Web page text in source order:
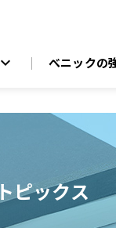
expand_more べニックの
トピックス